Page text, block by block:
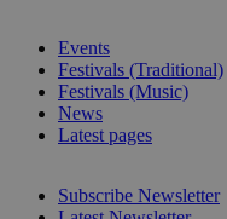
Events
Festivals (Traditional)
Festivals (Music)
News
Latest pages
Subscribe Newsletter